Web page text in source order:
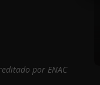
por ENAC